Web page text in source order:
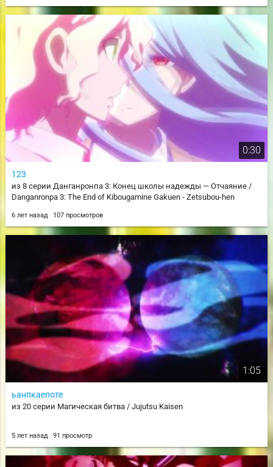
0:30
123
из 8 серии Данганронпа 3: Конец школы надежды — Отчаяние /
Danganronpa 3: The End of Kibougamine Gakuen - Zetsubou-hen
6 лет назад 107 просмотров
1:05
ьанпкаепоте
из 20 серии Магическая битва / Jujutsu Kaisen
5 лет назад 91 просмотр